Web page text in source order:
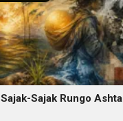
Sajak-Sajak Rungo Ashta